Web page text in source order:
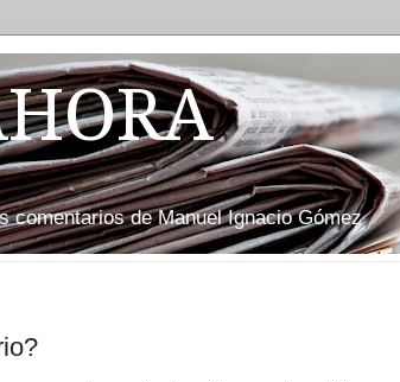
comentarios de Manuel Ignacio Gómez